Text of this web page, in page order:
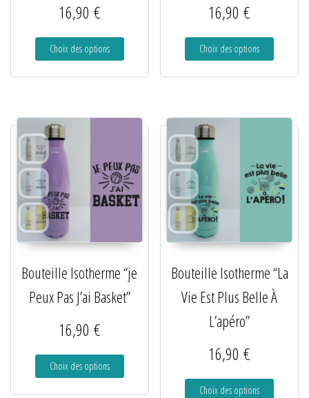
16,90 €
Choix des options
16,90€
Choix des options
Bouteille Isotherme “je
Peux Pas J’ai Basket”
16,90 €
Choix des options
Bouteille Isotherme “La
Vie Est Plus Belle À
L’apéro”
16,90€
Choix des options